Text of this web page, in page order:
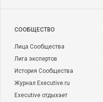
CООБЩЕСТВО
Лица Сообщества
Лига экспертов
История Сообщества
Журнал Executive.ru
Executive отдыхает